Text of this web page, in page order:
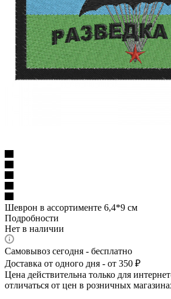
Шеврон в ассортименте 6,4*9 см
Подробности
Нет в наличии
Самовывоз сегодня - бесплатно
Доставка от одного дня - от 350 ₽
Цена действительна только для
отличаться от цен в розничных